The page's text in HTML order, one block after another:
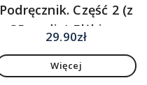
Podręcznik. Część 2 (z
CD audio) Elżbieta
Lisowska, Cezary
29.90zł
Więcej